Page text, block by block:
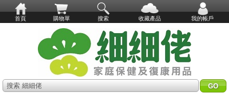
首頁 購物單 搜索 收藏產品 我的帳戶
搜索 細細佬